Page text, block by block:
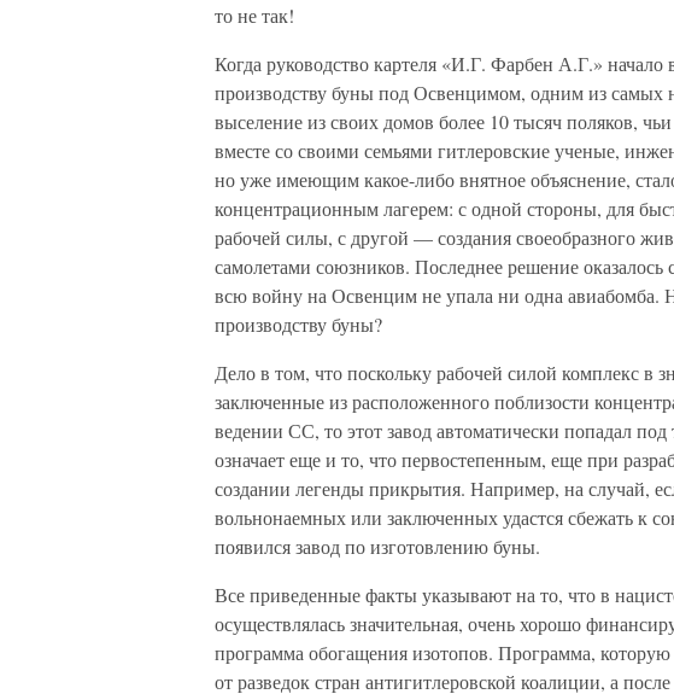
то не так!
Когда руководство картеля «И.Г. Фарбен А.Г.» начало
производству буны под Освенцимом, одним из самых
выселение из своих домов более 10 тысяч поляков,
вместе со своими семьями гитлеровские ученые,
но уже имеющим какое-либо внятное объяснение,
концентрационным лагерем: с одной стороны, для
рабочей силы, с другой — создания своеобразного
самолетами союзников. Последнее решение
всю войну на Освенцим не упала ни одна авиабомба.
производству буны?
Дело в том, что поскольку рабочей силой комплекс в
заключенные из расположенного поблизости
ведении СС, то этот завод автоматически попадал
означает еще и то, что первостепенным, еще при
создании легенды прикрытия. Например, на случай,
вольнонаемных или заключенных удастся сбежать к
появился завод по изготовлению буны.
Все приведенные факты указывают на то, что в
осуществлялась значительная, очень хорошо
программа обогащения изотопов. Программа,
от разведок стран антигитлеровской коалиции, а